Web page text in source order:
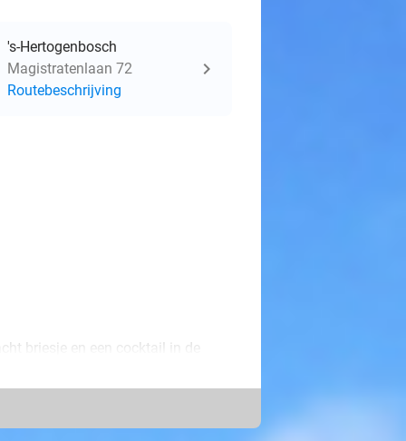
's-Hertogenbosch
Magistratenlaan 72
Routebeschrijving
briesje en een cocktail in de
droomreis ter waarde van maar